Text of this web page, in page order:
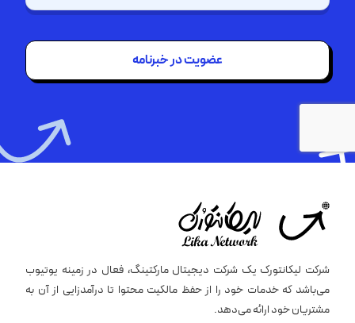
شرکت لیکانتورک یک شرکت دیجیتال مارکتینگ، فعال در زمینه یوتیوب
می‌باشد که خدمات خود را از حفظ مالکیت محتوا تا درآمدزایی از آن به
مشتریان خود ارائه می‌دهد.